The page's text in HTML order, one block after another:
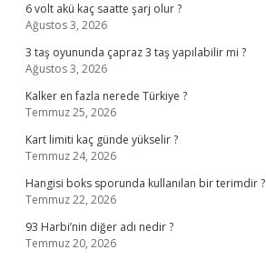
6 volt akü kaç saatte şarj olur ?
Ağustos 3, 2026
3 taş oyununda çapraz 3 taş yapılabilir mi ?
Ağustos 3, 2026
Kalker en fazla nerede Türkiye ?
Temmuz 25, 2026
Kart limiti kaç günde yükselir ?
Temmuz 24, 2026
Hangisi boks sporunda kullanılan bir terimdir ?
Temmuz 22, 2026
93 Harbi’nin diğer adı nedir ?
Temmuz 20, 2026